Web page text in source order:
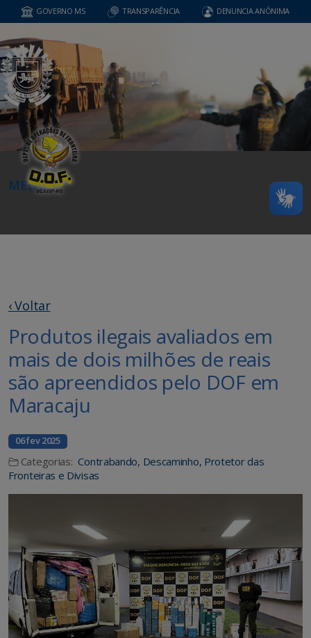
GOVERNO MS TRANSPARÊNCIA DENUNCIA ANÔNIMA
MENU
‹ Voltar
Produtos ilegais avaliados em
mais de dois milhões de reais
são apreendidos pelo DOF em
Maracaju
06 fev 2025
Categorias: Contrabando, Descaminho, Protetor das
Fronteiras e Divisas